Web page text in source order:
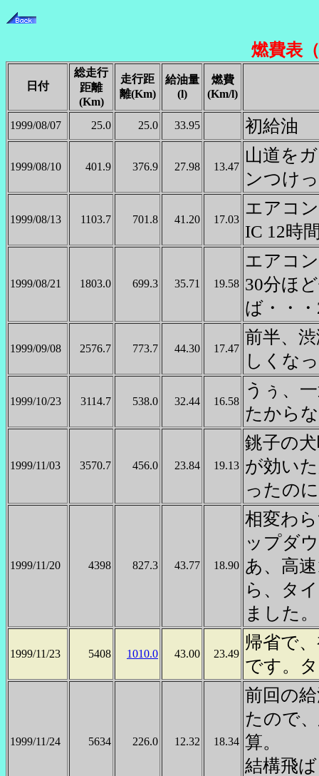
燃費表
日付
総走行
距離
(Km)
走行距
離(Km)
給油量
(l)
燃費
(Km/l)
1999/08/07 25.0 25.0 33.95 初給油
1999/08/10 401.9 376.9 27.98 13.47
山道を
ンつけ
1999/08/13 1103.7 701.8 41.20 17.03
エアコ
IC 12時
1999/08/21 1803.0 699.3 35.71 19.58
エアコ
30分ほ
ば・・
1999/09/08 2576.7 773.7 44.30 17.47
前半、
しくな
1999/10/23 3114.7 538.0 32.44 16.58
うぅ、
たから
1999/11/03 3570.7 456.0 23.84 19.13
銚子の
が効い
ったの
1999/11/20 4398 827.3 43.77 18.90
相変わ
ップダ
あ、高
ら、タ
ました
1999/11/23 5408 1010.0 43.00 23.49
帰省で
です。
1999/11/24 5634 226.0 12.32 18.34
前回の
たので
算。
結構飛